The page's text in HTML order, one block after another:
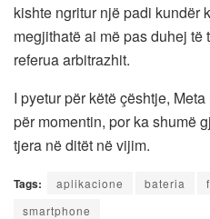
kishte ngritur një padi kundër
megjithatë ai më pas duhej
referua arbitrazhit.
I pyetur për këtë çështje,
për momentin, por ka shumë
tjera në ditët në vijim.
Tags: aplikacione bateria
smartphone